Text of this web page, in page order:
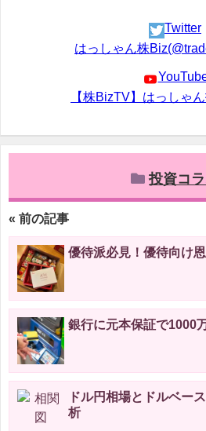
Twitter
はっしゃん株
【株BizTV】はっしゃ
投資コ
« 前の記事
優待派必見！優待向け
銀行に元本保証で1000
ドル円相場とドルベー
析